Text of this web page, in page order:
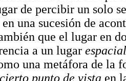
de percibir un solo
una sucesión de
que el lugar en
a un lugar
una metáfora de la
punto de vista en